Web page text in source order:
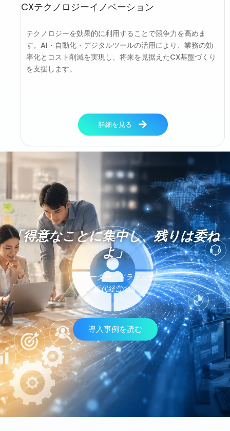
CXテクノロジーイノベーション
テクノロジーを効果的に利用することで競争力を高めま
す。AI・自動化・デジタルツールの活用により、業務の効
率化とコスト削減を実現し、将来を見据えたCX基盤づくり
を支援します。
詳細を見る
「得意なことに集中し、残りは委ね
よ」
- ピーター・ドラッカー
近代経営の父
導入事例を読む